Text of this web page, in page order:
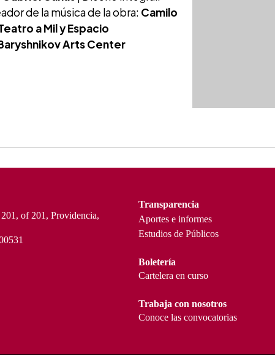
de la música de la obra: Camilo
a Mil y Espacio
Arts Center
of 201, Providencia,
Transparencia
Aportes e informes
Estudios de Públicos
Boletería
Cartelera en curso
Trabaja con nosotros
Conoce las convocatorias